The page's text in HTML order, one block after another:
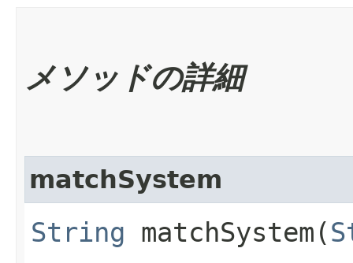
メソッドの詳細
matchSystem
String matchSystem​(